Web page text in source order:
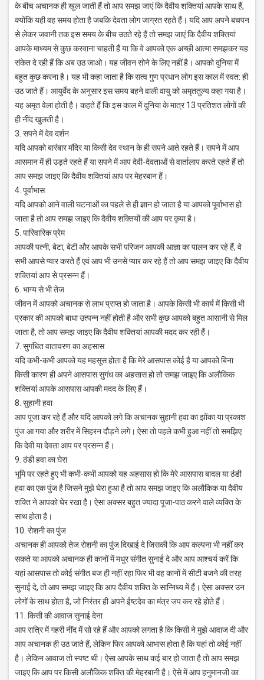
के बीच अचानक ही खुल जाती हैं तो आप समझ जाएं कि दैवीय शक्तियां आपके साथ हैं,
क्योंकि यही वह समय होता है जबकि देवता लोग जाग्रत रहते हैं। यदि आप अपने बचपन
से लेकर जवानी तक इस समय के बीच उठते रहे हैं तो समझ जाएं कि दैवीय शक्तियां
आपके माध्यम से कुछ करवाना चाहती हैं या कि वे आपको एक अच्छी आत्मा समझकर यह
संकेत दे रही हैं कि अब उठ जाओ। यह जीवन सोने के लिए नहीं है। आपको दुनिया में
बहुत कुछ करना है। यह भी कहा जाता है कि सत्व गुण प्रधान लोग इस काल में स्वत: ही
उठ जाते हैं। आयुर्वेद के अनुसार इस समय बहने वाली वायु को अमृततुल्य कहा गया है।
यह अमृत वेला होती है। कहते हैं कि इस काल में दुनिया के मात्र 13 प्रतिशत लोगों की
ही नींद खुलती है।
3. सपने में देव दर्शन
यदि आपको बारंबार मंदिर या किसी देव स्थान के ही सपने आते रहते हैं। सपने में आप
आसमान में ही उड़ते रहते हैं या सपने में आप देवी-देवताओं से वार्तालाप करते रहते हैं तो
आप समझ जाइए कि दैवीय शक्तियां आप पर मेहरबान हैं।
4. पूर्वाभास
यदि आपको आने वाली घटनाओं का पहले से ही ज्ञान हो जाता है या आपको पूर्वाभास हो
जाता है तो आप समझ जाइए कि दैवीय शक्तियों की आप पर कृपा है।
5. पारिवारिक प्रेम
आपकी पत्नी, बेटा, बेटी और आपके सभी परिजन आपकी आज्ञा का पालन कर रहे हैं, वे
सभी आपसे प्यार करते हैं एवं आप भी उनसे प्यार कर रहे हैं तो आप समझ जाइए कि दैवीय
शक्तियां आप से प्रसन्न हैं।
6. भाग्य से भी तेज
जीवन में आपको अचानक से लाभ प्राप्त हो जाता है। आपके किसी भी कार्य में किसी भी
प्रकार की आपको बाधा उत्पन्न नहीं होती है और सभी कुछ आपको बहुत आसानी से मिल
जाता है, तो आप समझ जाइए कि दैवीय शक्तियां आपकी मदद कर रही हैं।
7. सुगंधित वातावरण का अहसास
यदि कभी-कभी आपको यह महसूस होता है कि मेरे आसपास कोई है या आपको बिना
किसी कारण ही अपने आसपास सुगंध का अहसास हो तो समझ जाइए कि अलौकिक
शक्तियां आपके आसपास आपकी मदद के लिए हैं।
8. सुहानी हवा
आप पूजा कर रहे हैं और यदि आपको लगे कि अचानक सुहानी हवा का झोंका या प्रकाश
पुंज आ गया और शरीर में सिहरन दौड़ने लगे। ऐसा तो पहले कभी हुआ नहीं तो समझिए
कि देवी या देवता आप पर प्रसन्न हैं।
9. ठंडी हवा का घेरा
भूमि पर रहते हुए भी कभी-कभी आपको यह अहसास हो कि मेरे आसपास बादल या ठंडी
हवा का एक पुंज है जिसने मुझे घेरा हुआ है तो आप समझ जाइए कि अलौकिक या दैवीय
शक्ति ने आपको घेर रखा है। ऐसा अक्सर बहुत ज्यादा पूजा-पाठ करने वाले व्यक्ति के
साथ होता है।
10. रोशनी का पुंज
अचानक ही आपको तेज रोशनी का पुंज दिखाई दे जिसकी कि आप कल्पना भी नहीं कर
सकते या आपको अचानक ही कानों में मधुर संगीत सुनाई दे और आप आश्‍चर्य करें कि
यहां आसपास तो कोई संगीत बज ही नहीं रहा फिर भी वह कानों में सीटी बजने की तरह
सुनाई दे, तो आप समझ जाइए कि आप दैवीय शक्ति के सान्निध्य में हैं। ऐसा अक्सर उन
लोगों के साथ होता है, जो निरंतर ही अपने ईष्टदेव का मंत्र जप कर रहे होते हैं।
11. किसी की आवाज सुनाई देना
आप रात्रि में गहरी नींद में सो रहे हैं और आपको लगता है कि किसी ने मुझे आवाज दी और
आप अचानक ही उठ जाते हैं, लेकिन फिर आपको आभास होता है कि यहां तो कोई नहीं
है। लेकिन आवाज तो स्पष्ट थी। ऐसा आपके साथ कई बार हो जाता है तो आप समझ
जाइए कि आप पर किसी अलौकिक शक्ति की मेहरबानी है। ऐसे में आप हनुमानजी का